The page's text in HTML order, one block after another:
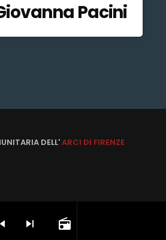
skip_next radio
Pacini
DELL'ARCI DI FIRENZE